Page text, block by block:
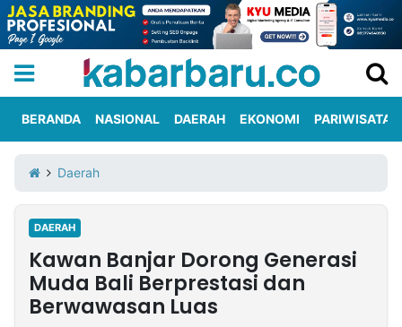
Iklan
Berita
Kami
Nasional
International
Olahraga
Entertainment
Daerah
Pariwisata
Kuliner
Kolom
BERANDA NASIONAL DAERAH EKONOMI PARIWISATA
Daerah
DAERAH
Kawan Banjar Dorong Generasi
Muda Bali Berprestasi dan
Berwawasan Luas